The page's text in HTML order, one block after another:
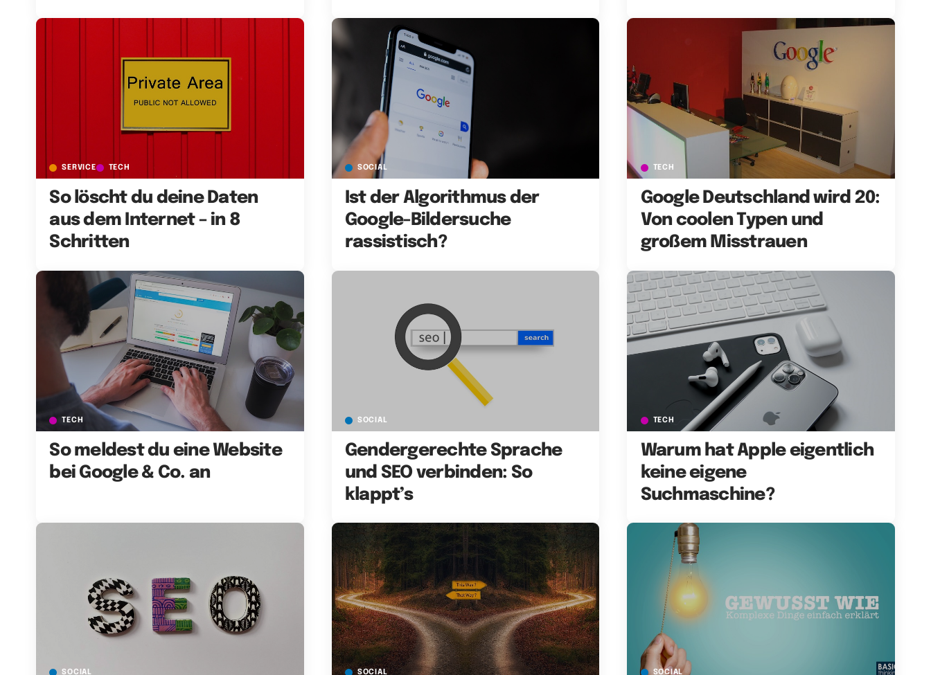
SERVICE TECH
So löscht du deine Daten
aus dem Internet – in 8
Schritten
SOCIAL
Ist der Algorithmus der
Google-Bildersuche
rassistisch?
TECH
Google Deutschland wird 20:
Von coolen Typen und
großem Misstrauen
TECH
So meldest du eine Website
bei Google & Co. an
SOCIAL
Gendergerechte Sprache
und SEO verbinden: So
klappt’s
TECH
Warum hat Apple eigentlich
keine eigene
Suchmaschine?
SOCIAL SOCIAL SOCIAL